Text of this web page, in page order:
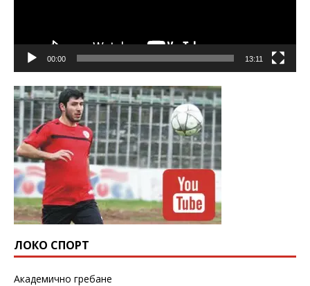
00:00 13:11
ЛОКО СПОРТ
Академично гребане